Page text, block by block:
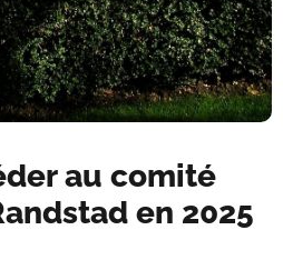
au comité
en 2025